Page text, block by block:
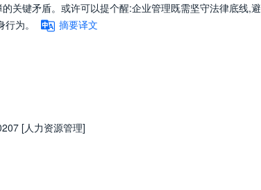
关键矛盾。或许可以提个醒:企业管理既需坚守法律底线,避
为。
摘要译文
[人力资源管理]